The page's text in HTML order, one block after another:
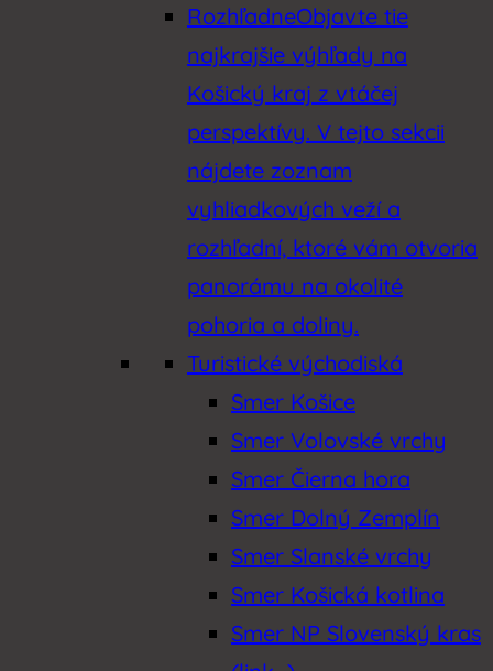
RozhľadneObjavte tie
najkrajšie výhľady na
Košický kraj z vtáčej
perspektívy. V tejto sekcii
nájdete zoznam
vyhliadkových veží a
rozhľadní, ktoré vám otvoria
panorámu na okolité
pohoria a doliny.
Turistické východiská
Smer Košice
Smer Volovské vrchy
Smer Čierna hora
Smer Dolný Zemplín
Smer Slanské vrchy
Smer Košická kotlina
Smer NP Slovenský kras